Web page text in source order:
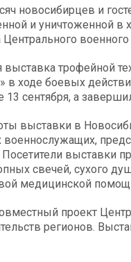
новосибирцев и
и уничтоженной в
военного
трофейной
в ходе боевых
13 сентября, а
выставки в
выставки
свечей, сухого
медицинской
проект
регионов.